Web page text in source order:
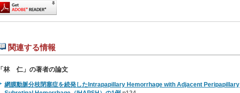
関連する情報
「林 仁」の著者の論文
網膜動脈分枝閉塞症を続発したIntrapapillary Hemorrhage with Adjacent Peripapillary